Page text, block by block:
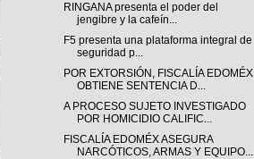
RINGANA presenta el poder del
jengibre y la cafeín...
F5 presenta una plataforma integral de
seguridad p...
POR EXTORSIÓN, FISCALÍA EDOMÉX
OBTIENE SENTENCIA D...
A PROCESO SUJETO INVESTIGADO
POR HOMICIDIO CALIFIC...
FISCALÍA EDOMÉX ASEGURA
NARCÓTICOS, ARMAS Y EQUIPO...